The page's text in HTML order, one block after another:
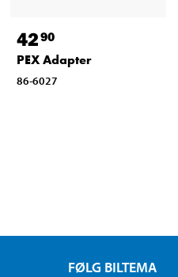
4290
PEX Adapter
86-6027
FØLG BILTEMA